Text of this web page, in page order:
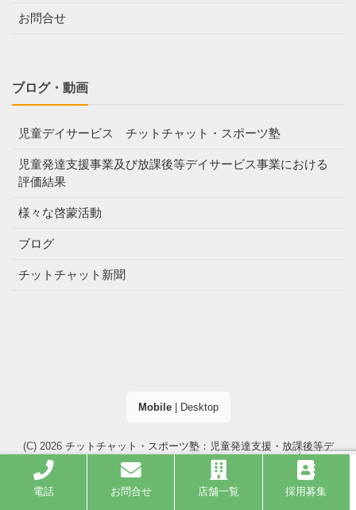
お問合せ
ブログ・動画
児童デイサービス チットチャット・スポーツ塾
児童発達支援事業及び放課後等デイサービス事業における
評価結果
様々な啓蒙活動
ブログ
チットチャット新聞
Mobile| Desktop
(C) 2026 チットチャット・スポーツ塾：児童発達支援・放課後等デ
イサービス（大阪市・高槻市）
. All right reserved.
電話 お問合せ 店舗一覧 採用募集